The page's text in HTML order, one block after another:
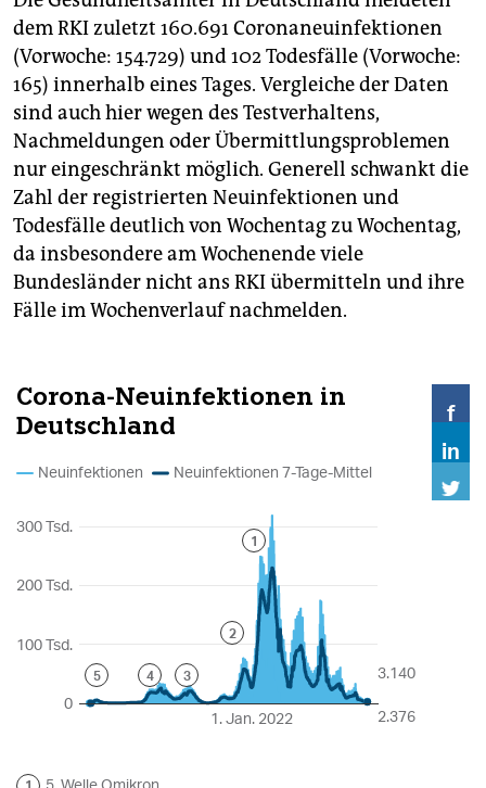
dem RKI zuletzt 160.691 Coronaneuinfektionen
(Vorwoche: 154.729) und 102 Todesfälle (Vorwoche:
165) innerhalb eines Tages. Vergleiche der Daten
sind auch hier wegen des Testverhaltens,
Nachmeldungen oder Übermittlungsproblemen
nur eingeschränkt möglich. Generell schwankt die
Zahl der registrierten Neuinfektionen und
Todesfälle deutlich von Wochentag zu Wochentag,
da insbesondere am Wochenende viele
Bundesländer nicht ans RKI übermitteln und ihre
Fälle im Wochenverlauf nachmelden.